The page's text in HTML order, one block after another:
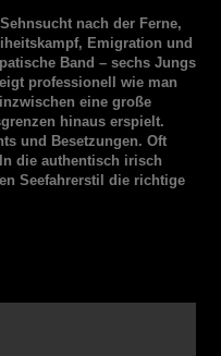
nach der Ferne,
Emigration und
Band – sechs Jungs
professionell wie man
eine große
hinaus erspielt.
und Besetzungen. Oft
die authentisch irisch
Seefahrerstil die richtige